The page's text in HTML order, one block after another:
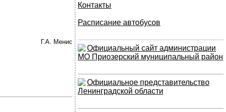
Г.А. Менис
Контакты
Расписание автобусов
Официальный сайт администрации
МО Приозерский муниципальный район
Официальное представительство
Ленинградской области